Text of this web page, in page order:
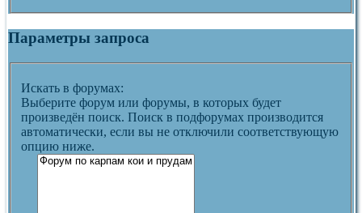
Параметры запроса
Искать в форумах:
Выберите форум или форумы, в которых будет
произведён поиск. Поиск в подфорумах производится
автоматически, если вы не отключили соответствующую
опцию ниже.